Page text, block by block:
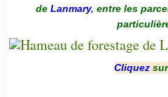
de Lanmary, entre les
Cliquez